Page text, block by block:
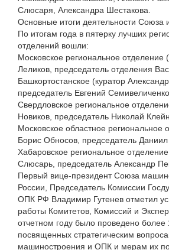
Слюсаря, Александра Шестакова.
Основные итоги деятельности Союза
По итогам года в пятерку лучших
отделений вошли:
Московское региональное отделение
Леликов, председатель отделения
Башкортостанское (куратор
председатель Евгений
Свердловское региональное
Новиков, председатель Николай
Московское областное региональное
Борис Обносов, председатель
Хабаровское региональное
Слюсарь, председатель Александр
Первый вице-президент Союза
России, Председатель Комиссии
ОПК РФ Владимир Гутенев отметил
работы Комитетов, Комиссий и
отчетном году было проведено
посвященных стратегическим
машиностроения и ОПК и мерам их